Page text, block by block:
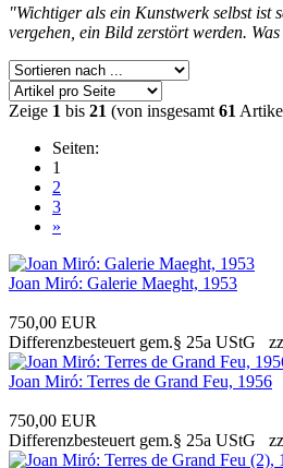
"Wichtiger als ein Kunstwerk selbst ist
vergehen, ein Bild zerstört werden.
Zeige 1 bis 21 (von insgesamt 61
Seiten:
1
2
3
»
Joan Miró: Galerie Maeght, 1953
750,00 EUR
Differenzbesteuert gem.§ 25a UStG
Joan Miró: Terres de Grand Feu, 1956
750,00 EUR
Differenzbesteuert gem.§ 25a UStG